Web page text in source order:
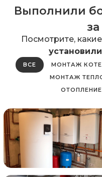
Выполнили
Посмотрите,
ВСЕ МОНТАЖ
МОНТАЖ